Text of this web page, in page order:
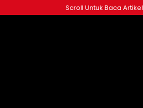
ke
Scroll Untuk Baca Artikel